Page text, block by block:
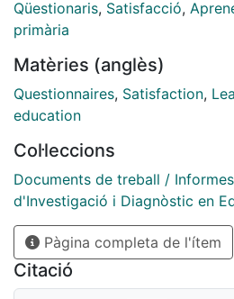
Qüestionaris, Satisfacció,
primària
Matèries (anglès)
Questionnaires, Satisfaction,
education
Col·leccions
Documents de treball /
d'Investigació i Diagnòstic en
Pàgina completa de l'ítem
Citació